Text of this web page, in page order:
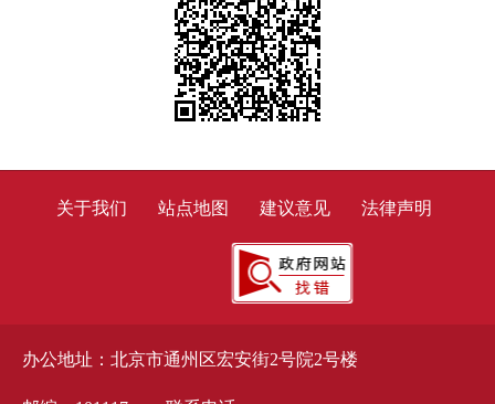
办公地址：北京市通州区宏安街2号院2号楼
关于我们 站点地图 建议意见 法律声明